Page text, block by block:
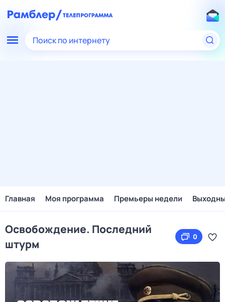
Поиск по интернету
Главная Моя программа Премьеры недели
Освобождение. Последний
штурм
0